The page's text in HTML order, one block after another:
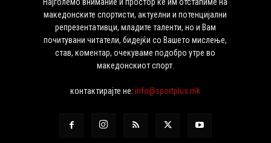
македонските спортисти, актуелни и потенцијални
репрезентативци, младите таленти, но и Вам
почитувани читатели, бидејќи со Вашето мислење,
став, коментар, очекуваме подобро утре во
македонскиот спорт.
контактирајте не:info@sportplus.mk